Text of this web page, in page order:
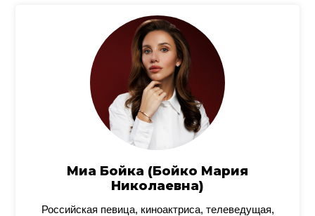
Миа Бойка (Бойко Мария
Николаевна)
Российская певица, киноактриса, телеведущая,